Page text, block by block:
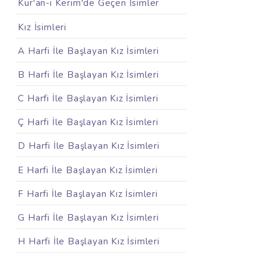
Kur'an-ı Kerim'de Geçen İsimler
Kız İsimleri
A Harfi İle Başlayan Kız İsimleri
B Harfi İle Başlayan Kız İsimleri
C Harfi İle Başlayan Kız İsimleri
Ç Harfi İle Başlayan Kız İsimleri
D Harfi İle Başlayan Kız İsimleri
E Harfi İle Başlayan Kız İsimleri
F Harfi İle Başlayan Kız İsimleri
G Harfi İle Başlayan Kız İsimleri
H Harfi İle Başlayan Kız İsimleri